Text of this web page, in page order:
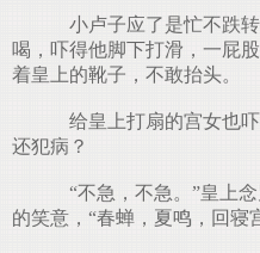
小卢子应了是忙不跌
喝，吓得他脚下打滑，一屁
着皇上的靴子，不敢抬头。
给皇上打扇的宫女也
还犯病？
“不急，不急。”皇上
的笑意，“春蝉，夏鸣，回寝